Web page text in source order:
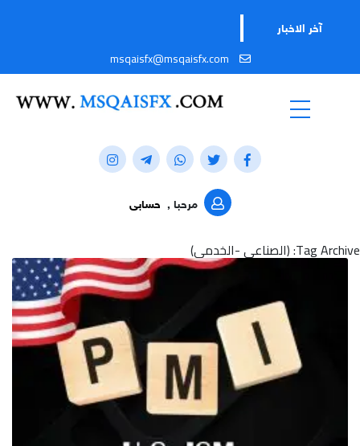
آخر الاخبار
msqaisfx@msqaisfx.com
مرحبا , حسابى
Tag Archive: (الصناعي -الخدمي)